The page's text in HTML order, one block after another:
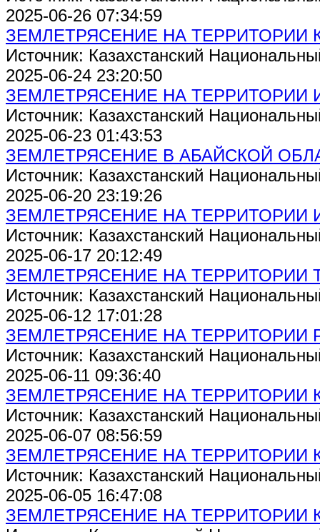
2025-06-26 07:34:59
ЗЕМЛЕТРЯСЕНИЕ НА ТЕРРИТОРИИ
Источник: Казахстанский
2025-06-24 23:20:50
ЗЕМЛЕТРЯСЕНИЕ НА ТЕРРИТОРИИ
Источник: Казахстанский
2025-06-23 01:43:53
ЗЕМЛЕТРЯСЕНИЕ В АБАЙСКОЙ
Источник: Казахстанский
2025-06-20 23:19:26
ЗЕМЛЕТРЯСЕНИЕ НА ТЕРРИТОРИИ
Источник: Казахстанский
2025-06-17 20:12:49
ЗЕМЛЕТРЯСЕНИЕ НА ТЕРРИТОРИИ
Источник: Казахстанский
2025-06-12 17:01:28
ЗЕМЛЕТРЯСЕНИЕ НА ТЕРРИТОРИИ
Источник: Казахстанский
2025-06-11 09:36:40
ЗЕМЛЕТРЯСЕНИЕ НА ТЕРРИТОРИИ
Источник: Казахстанский
2025-06-07 08:56:59
ЗЕМЛЕТРЯСЕНИЕ НА ТЕРРИТОРИИ
Источник: Казахстанский
2025-06-05 16:47:08
ЗЕМЛЕТРЯСЕНИЕ НА ТЕРРИТОРИИ